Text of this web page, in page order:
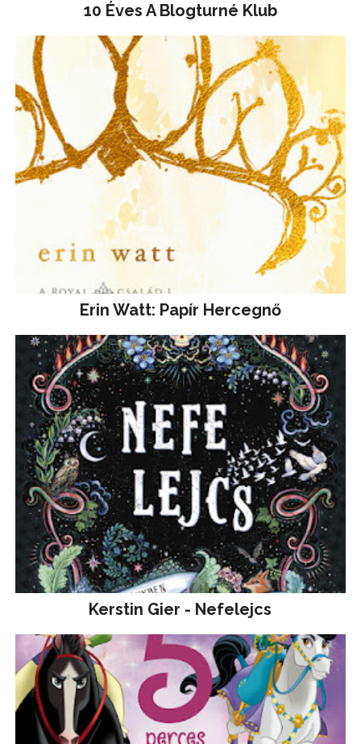
10 Éves A Blogturné Klub
Erin Watt: Papír Hercegnő
Kerstin Gier - Nefelejcs